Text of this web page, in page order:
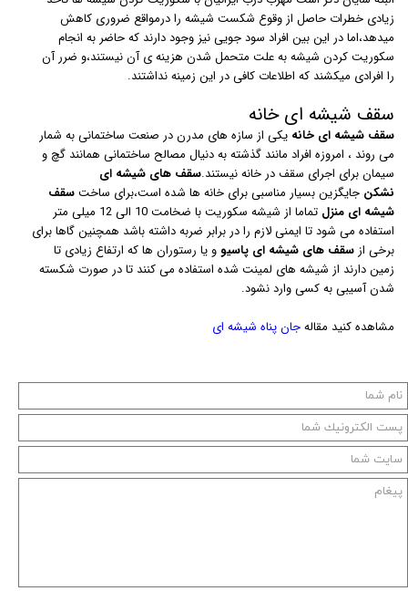
زیادی خطرات حاصل از وقوع شکست شیشه را درمواقع ضروری کاهش
میدهد،اما در این بین افراد سود جویی نیز وجود دارند که حاضر به انجام
سکوریت کردن شیشه به علت متحمل شدن هزینه ی آن نیستند،و ضرر آن
را افرادی میکشند که اطلاعات کافی در این زمینه نداشتند.
سقف شیشه ای خانه
سقف شیشه ای خانه یکی از سازه های مدرن در صنعت ساختمانی به شمار
می روند ، امروزه افراد مانند گذشته به دنیال مصالح ساختمانی همانند گچ و
سیمان برای اجرای سقف در خانه نیستند.سقف های شیشه ای
نشکن جایگزین بسیار مناسبی برای خانه ها شده است،برای ساختسقف
شیشه ای منزل
تماما از شیشه سکوریت با ضخامت 10 الی 12 میلی متر
استفاده می شود تا ایمنی لازم را در برابر ضربه داشته باشد همچنین گاها برای
برخی ازسقف های شیشه ای پاسیوو یا رستوران ها که ارتفاع زیادی تا
زمین دارند از شیشه های لمینت شده استفاده می کنند تا در صورت شکسته
شدن آسیبی به کسی وارد نشود.
مشاهده کنید مقالهجان پناه شیشه ای